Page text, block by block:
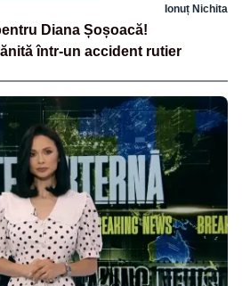
Ionuț Nichita
Diana Șoșoacă!
într-un accident rutier